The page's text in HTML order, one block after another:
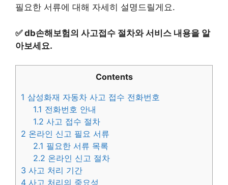
필요한 서류에 대해 자세히 설명드릴게요.
✅db손해보험의 사고접수 절차와 서비스 내용을 알
아보세요.
Contents
1 삼성화재 자동차 사고 접수 전화번호
1.1 전화번호 안내
1.2 사고 접수 절차
2 온라인 신고 필요 서류
2.1 필요한 서류 목록
2.2 온라인 신고 절차
3 사고 처리 기간
4 사고 처리의 중요성